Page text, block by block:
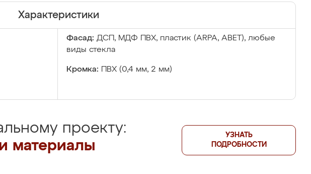
Характеристики
Фасад: ДСП, МДФ ПВХ, пластик (ARPA, ABET), любые
виды стекла
Кромка: ПВХ (0,4 мм, 2 мм)
проекту:
материалы
УЗНАТЬ
ПОДРОБНОСТИ